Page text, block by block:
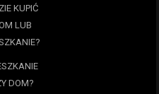
KUPIĆ
LUB
DOM?